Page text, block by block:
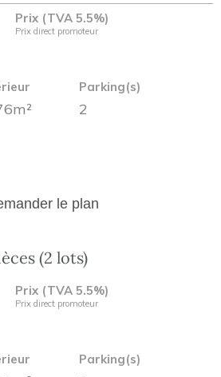
Prix (TVA 5.5%)
Prix direct promoteur
Parking(s)
2
le plan
(2 lots)
Prix (TVA 5.5%)
Prix direct promoteur
Parking(s)